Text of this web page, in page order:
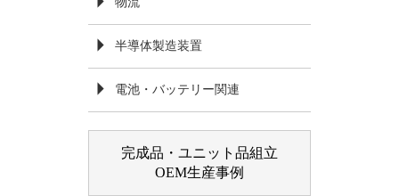
半導体製造装置
電池・バッテリー関連
完成品・ユニット品組立
OEM生産事例